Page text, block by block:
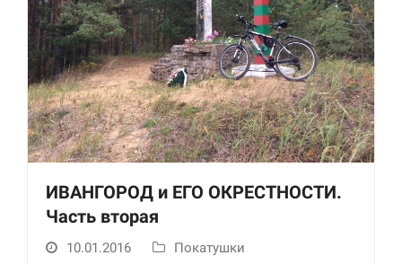
ИВАНГОРОД и ЕГО ОКРЕСТНОСТИ.
Часть вторая
10.01.2016 Покатушки